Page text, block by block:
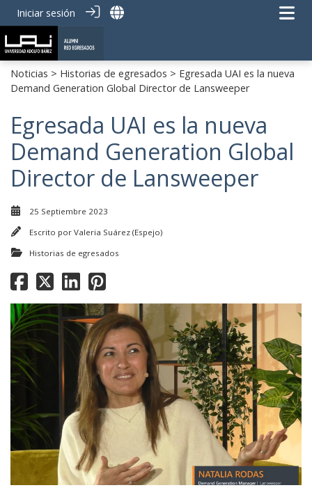
Iniciar sesión
Noticias > Historias de egresados > Egresada UAI es la nueva
Demand Generation Global Director de Lansweeper
Egresada UAI es la nueva
Demand Generation Global
Director de Lansweeper
25 Septiembre 2023
Escrito por Valeria Suárez (Espejo)
Historias de egresados